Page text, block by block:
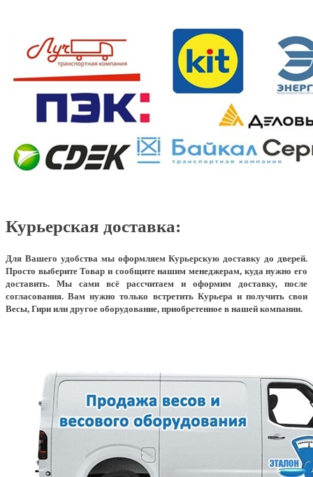
Курьерская доставка:
Для Вашего удобства мы оформляем Курьерскую доставку до дверей.
Просто выберите Товар и сообщите нашим менеджерам, куда нужно его
доставить. Мы сами всё рассчитаем и оформим доставку, после
согласования. Вам нужно только встретить Курьера и получить свои
Весы, Гири или другое оборудование, приобретенное в нашей компании.